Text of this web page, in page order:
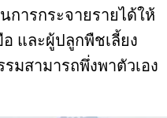
การกระจายรายได้ให้
อ และผู้ปลูกพืชเลี้ยง
มสามารถพึ่งพาตัวเอง